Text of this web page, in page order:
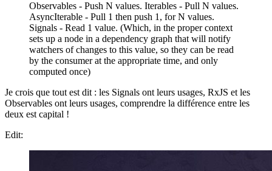
Observables - Push N values. Iterables - Pull N values.
AsyncIterable - Pull 1 then push 1, for N values.
Signals - Read 1 value. (Which, in the proper context
sets up a node in a dependency graph that will notify
watchers of changes to this value, so they can be read
by the consumer at the appropriate time, and only
computed once)
Je crois que tout est dit : les Signals ont leurs usages, RxJS et les
Observables ont leurs usages, comprendre la différence entre les
deux est capital !
Edit: